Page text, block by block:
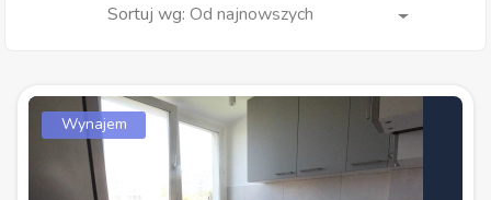
Sortuj wg: Od najnowszych
Wynajem